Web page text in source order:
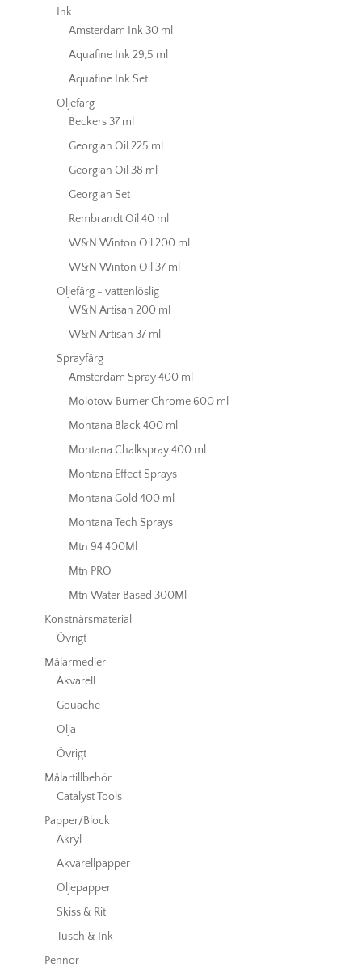
Ink
Amsterdam Ink 30 ml
Aquafine Ink 29,5 ml
Aquafine Ink Set
Oljefärg
Beckers 37 ml
Georgian Oil 225 ml
Georgian Oil 38 ml
Georgian Set
Rembrandt Oil 40 ml
W&N Winton Oil 200 ml
W&N Winton Oil 37 ml
Oljefärg - vattenlöslig
W&N Artisan 200 ml
W&N Artisan 37 ml
Sprayfärg
Amsterdam Spray 400 ml
Molotow Burner Chrome 600 ml
Montana Black 400 ml
Montana Chalkspray 400 ml
Montana Effect Sprays
Montana Gold 400 ml
Montana Tech Sprays
Mtn 94 400Ml
Mtn PRO
Mtn Water Based 300Ml
Konstnärsmaterial
Övrigt
Målarmedier
Akvarell
Gouache
Olja
Övrigt
Målartillbehör
Catalyst Tools
Papper/Block
Akryl
Akvarellpapper
Oljepapper
Skiss & Rit
Tusch & Ink
Pennor